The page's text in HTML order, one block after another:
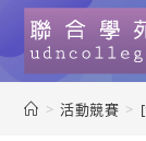
> 活動競賽 >